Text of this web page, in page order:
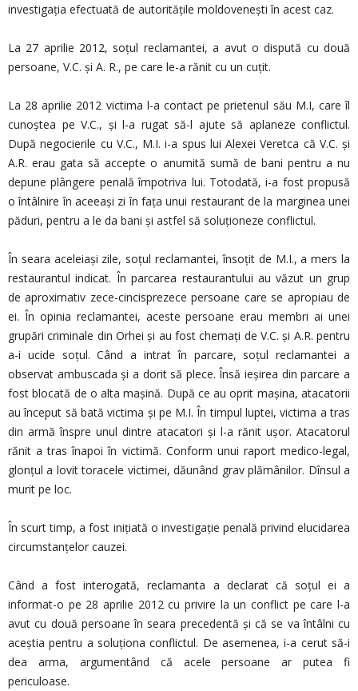
investigația efectuată de autoritățile moldovenești în acest caz.
La 27 aprilie 2012, soțul reclamantei, a avut o dispută cu două
persoane, V.C. și A. R., pe care le-a rănit cu un cuțit.
La 28 aprilie 2012 victima l-a contact pe prietenul său M.I, care îl
cunoștea pe V.C., și l-a rugat să-l ajute să aplaneze conflictul.
După negocierile cu V.C., M.I. i-a spus lui Alexei Veretca că V.C. și
A.R. erau gata să accepte o anumită sumă de bani pentru a nu
depune plângere penală împotriva lui. Totodată, i-a fost propusă
o întâlnire în aceeași zi în fața unui restaurant de la marginea unei
păduri, pentru a le da bani și astfel să soluționeze conflictul.
În seara aceleiași zile, soțul reclamantei, însoțit de M.I., a mers la
restaurantul indicat. În parcarea restaurantului au văzut un grup
de aproximativ zece-cincisprezece persoane care se apropiau de
ei. În opinia reclamantei, aceste persoane erau membri ai unei
grupări criminale din Orhei și au fost chemați de V.C. și A.R. pentru
a-i ucide soțul. Când a intrat în parcare, soțul reclamantei a
observat ambuscada și a dorit să plece. Însă ieșirea din parcare a
fost blocată de o alta mașină. După ce au oprit mașina, atacatorii
au început să bată victima și pe M.I. În timpul luptei, victima a tras
din armă înspre unul dintre atacatori și l-a rănit ușor. Atacatorul
rănit a tras înapoi în victimă. Conform unui raport medico-legal,
glonțul a lovit toracele victimei, dăunând grav plămânilor. Dînsul a
murit pe loc.
În scurt timp, a fost inițiată o investigație penală privind elucidarea
circumstanțelor cauzei.
Când a fost interogată, reclamanta a declarat că soțul ei a
informat-o pe 28 aprilie 2012 cu privire la un conflict pe care l-a
avut cu două persoane în seara precedentă și că se va întâlni cu
aceștia pentru a soluționa conflictul. De asemenea, i-a cerut să-i
dea arma, argumentând că acele persoane ar putea fi
periculoase.